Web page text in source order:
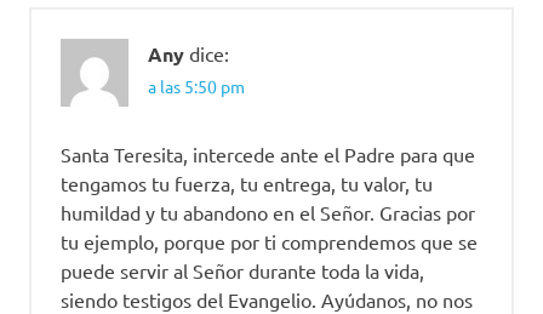
Any dice:
a las 5:50 pm
Santa Teresita, intercede ante el Padre para que
tengamos tu fuerza, tu entrega, tu valor, tu
humildad y tu abandono en el Señor. Gracias por
tu ejemplo, porque por ti comprendemos que se
puede servir al Señor durante toda la vida,
siendo testigos del Evangelio. Ayúdanos, no nos